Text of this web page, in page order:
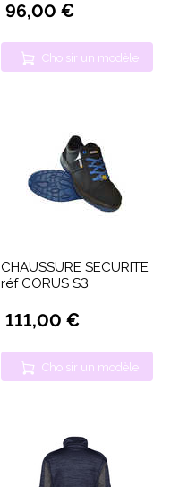
96,00 €
Choisir un modèle
CHAUSSURE SECURITE
réf CORUS S3
111,00 €
Choisir un modèle